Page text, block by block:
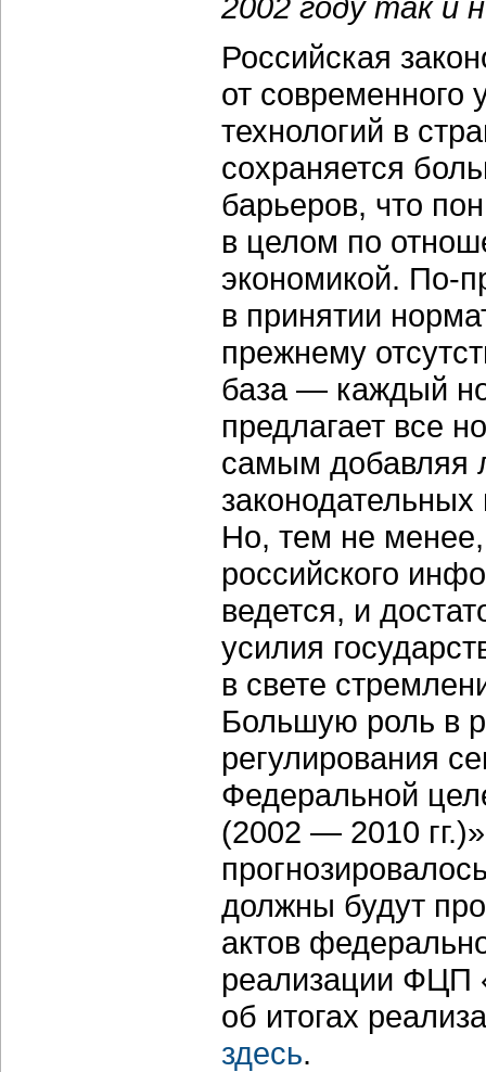
Российская
от
технологий в
сохраняется
барьеров, что
в целом по
экономикой. По-
в принятии
прежнему
база — каждый
предлагает все
самым добавляя
Но, тем не
российского
ведется, и
усилия
в свете
Большую роль в
регулирования
Федеральной
(2002 — 2010
должны будут
актов
реализации ФЦП
об итогах
здесь.